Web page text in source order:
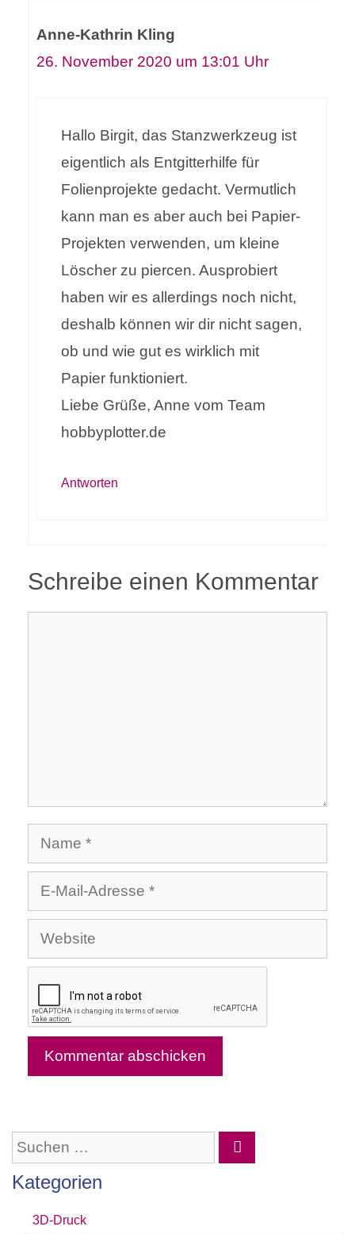
Anne-Kathrin Kling
26. November 2020 um 13:01 Uhr
Hallo Birgit, das Stanzwerkzeug ist
eigentlich als Entgitterhilfe für
Folienprojekte gedacht. Vermutlich
kann man es aber auch bei Papier-
Projekten verwenden, um kleine
Löscher zu piercen. Ausprobiert
haben wir es allerdings noch nicht,
deshalb können wir dir nicht sagen,
ob und wie gut es wirklich mit
Papier funktioniert.
Liebe Grüße, Anne vom Team
hobbyplotter.de
Antworten
Schreibe einen Kommentar
Name
E-
Mail-
Adresse
Website
Suchen
nach:
Kategorien
3D-Druck